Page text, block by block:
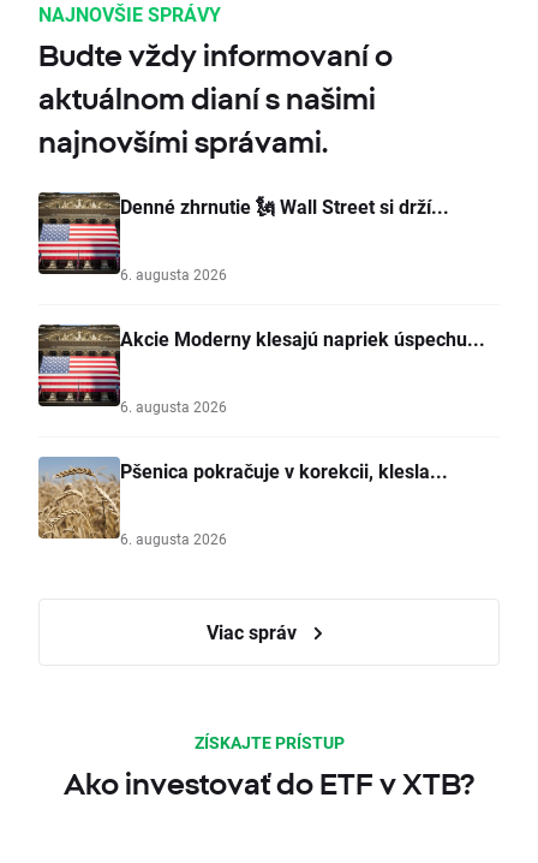
NAJNOVŠIE SPRÁVY
Budte vždy informovaní o
aktuálnom dianí s našimi
najnovšími správami.
Denné zhrnutie 🗽 Wall Street si drží...
6. augusta 2026
Akcie Moderny klesajú napriek úspechu...
6. augusta 2026
Pšenica pokračuje v korekcii, klesla...
6. augusta 2026
Viac správ
ZÍSKAJTE PRÍSTUP
Ako investovať do ETF v XTB?